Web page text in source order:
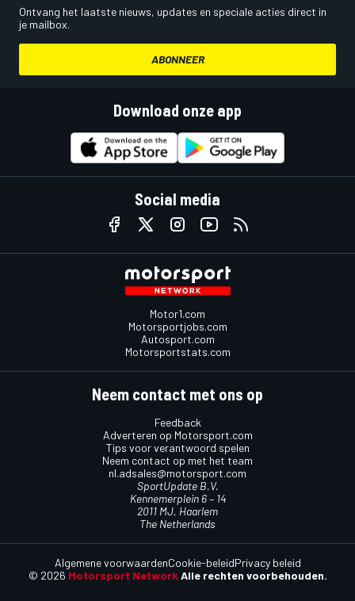
Ontvang het laatste nieuws, updates en speciale acties direct in
je mailbox.
ABONNEER
Download onze app
Social media
Motor1.com
Motorsportjobs.com
Autosport.com
Motorsportstats.com
Neem contact met ons op
Feedback
Adverteren op Motorsport.com
Tips voor verantwoord spelen
Neem contact op met het team
nl.adsales@motorsport.com
SportUpdate B.V.
Kennemerplein 6 – 14
2011 MJ, Haarlem
The Netherlands
© 2026 Motorsport Network Alle rechten voorbehouden.
Algemene voorwaardenCookie-beleidPrivacy beleid